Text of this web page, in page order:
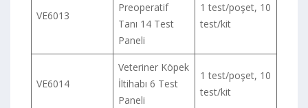
VE6013
Preoperatif
Tanı 14 Test
Paneli
1 test/poşet, 10
test/kit
VE6014
Veteriner Köpek
İltihabı 6 Test
Paneli
1 test/poşet, 10
test/kit